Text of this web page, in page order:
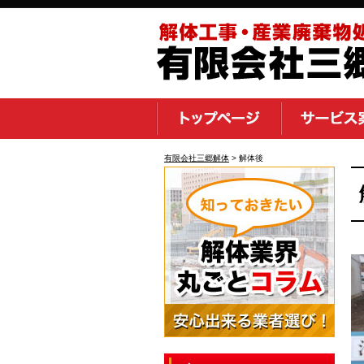
有限会社三郷解体 > 解体後